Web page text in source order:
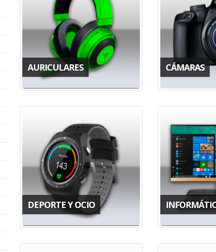
AURICULARES CÁMARAS
DEPORTE Y OCIO